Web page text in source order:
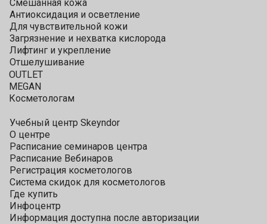
Смешанная кожа
Антиоксидация и осветление
Для чувствительной кожи
Загрязнение и нехватка кислорода
Лифтинг и укрепление
Отшелушивание
OUTLET
MEGAN
Косметологам
Учебный центр Skeyndor
О центре
Расписание семинаров центра
Расписание Вебинаров
Регистрация косметологов
Система скидок для косметологов
Где купить
Инфоцентр
Информация доступна после авторизации